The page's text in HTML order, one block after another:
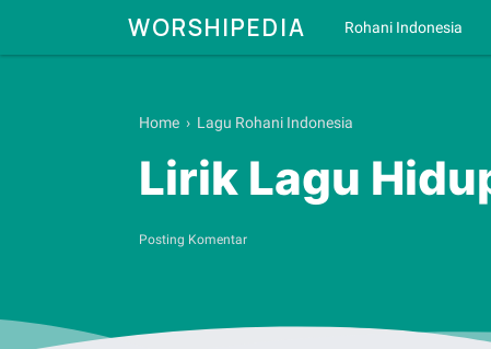
WORSHIPEDIA Rohani Indonesia
Home › Lagu Rohani Indonesia
Lirik Lagu
Posting Komentar